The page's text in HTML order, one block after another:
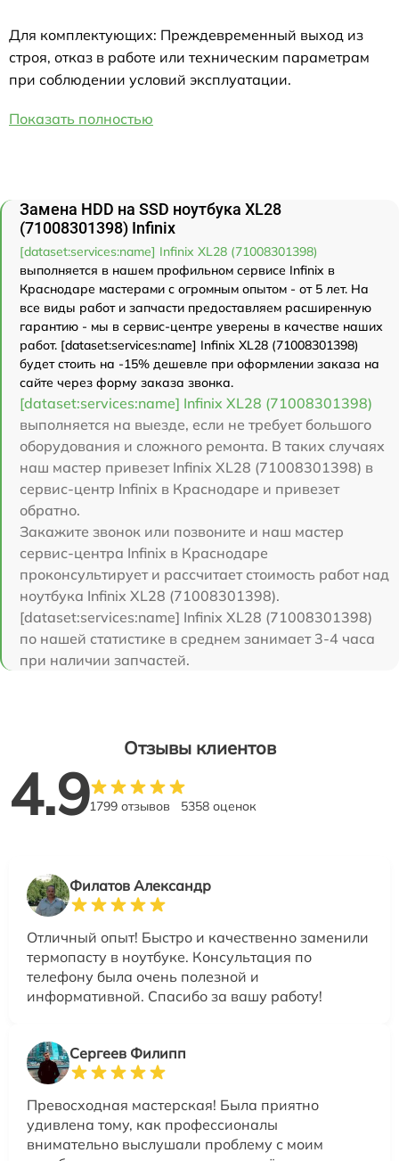
Для комплектующих: Преждевременный выход из
строя, отказ в работе или техническим параметрам
при соблюдении условий эксплуатации.
Показать полностью
Замена HDD на SSD ноутбука XL28
(71008301398) Infinix
[dataset:services:name] Infinix XL28 (71008301398)
выполняется в нашем профильном сервисе Infinix в
Краснодаре мастерами с огромным опытом - от 5 лет. На
все виды работ и запчасти предоставляем расширенную
гарантию - мы в сервис-центре уверены в качестве наших
работ. [dataset:services:name] Infinix XL28 (71008301398)
будет стоить на -15% дешевле при оформлении заказа на
сайте через форму заказа звонка.
[dataset:services:name] Infinix XL28 (71008301398)
выполняется на выезде, если не требует большого
оборудования и сложного ремонта. В таких случаях
наш мастер привезет Infinix XL28 (71008301398) в
сервис-центр Infinix в Краснодаре и привезет
обратно.
Закажите звонок или позвоните и наш мастер
сервис-центра Infinix в Краснодаре
проконсультирует и рассчитает стоимость работ над
ноутбука Infinix XL28 (71008301398).
[dataset:services:name] Infinix XL28 (71008301398)
по нашей статистике в среднем занимает 3-4 часа
при наличии запчастей.
Отзывы клиентов
4.91799 отзывов 5358 оценок
Филатов Александр
Отличный опыт! Быстро и качественно заменили
термопасту в ноутбуке. Консультация по
телефону была очень полезной и
информативной. Спасибо за вашу работу!
Сергеев Филипп
Превосходная мастерская! Была приятно
удивлена тому, как профессионалы
внимательно выслушали проблему с моим